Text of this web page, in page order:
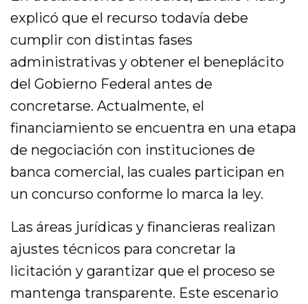
explicó que el recurso todavía debe
cumplir con distintas fases
administrativas y obtener el beneplácito
del Gobierno Federal antes de
concretarse. Actualmente, el
financiamiento se encuentra en una etapa
de negociación con instituciones de
banca comercial, las cuales participan en
un concurso conforme lo marca la ley.
Las áreas jurídicas y financieras realizan
ajustes técnicos para concretar la
licitación y garantizar que el proceso se
mantenga transparente. Este escenario